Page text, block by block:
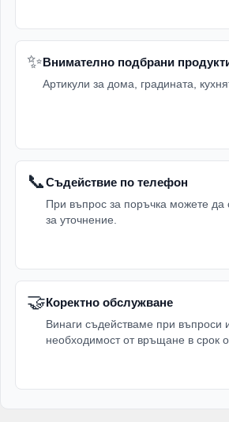
✨Внимателно подбрани
Артикули за дома, градината,
📞Съдействие по телефон
При въпрос за поръчка можете да
за уточнение.
🤝Коректно обслужване
Винаги съдействаме при въпроси
необходимост от връщане в срок